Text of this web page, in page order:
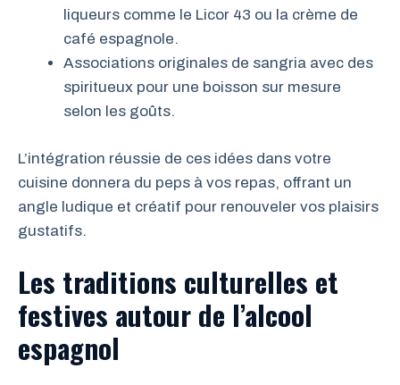
liqueurs comme le Licor 43 ou la crème de
café espagnole.
Associations originales de sangria avec des
spiritueux pour une boisson sur mesure
selon les goûts.
L’intégration réussie de ces idées dans votre
cuisine donnera du peps à vos repas, offrant un
angle ludique et créatif pour renouveler vos plaisirs
gustatifs.
Les traditions culturelles et
festives autour de l’alcool
espagnol